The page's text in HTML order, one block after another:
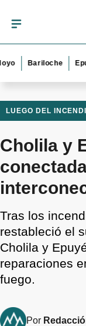
Bariloche Epuyén
LUEGO DEL
Cholila y
Tras los
restableció el
Cholila y
reparaciones
fuego.
Por